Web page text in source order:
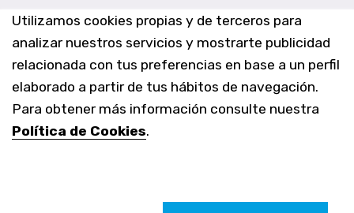
Utilizamos cookies propias y de terceros para
analizar nuestros servicios y mostrarte publicidad
relacionada con tus preferencias en base a un perfil
elaborado a partir de tus hábitos de navegación.
Para obtener más información consulte nuestra
Política de Cookies.